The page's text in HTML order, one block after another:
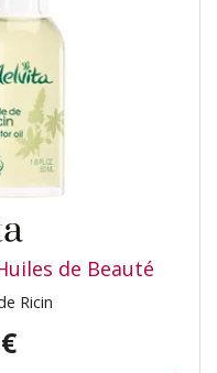
de Beauté
Ricin